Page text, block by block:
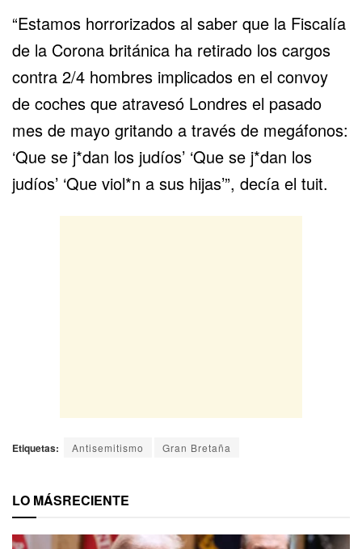
“Estamos horrorizados al saber que la Fiscalía
de la Corona británica ha retirado los cargos
contra 2/4 hombres implicados en el convoy
de coches que atravesó Londres el pasado
mes de mayo gritando a través de megáfonos:
‘Que se j*dan los judíos’ ‘Que se j*dan los
judíos’ ‘Que viol*n a sus hijas’”, decía el tuit.
Etiquetas: Antisemitismo Gran Bretaña
LO MÁSRECIENTE